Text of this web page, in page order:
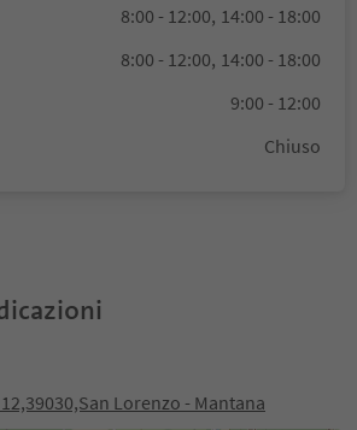
8:00 - 12:00, 14:00 - 18:00
8:00 - 12:00, 14:00 - 18:00
9:00 - 12:00
Chiuso
Lorenzo - Mantana